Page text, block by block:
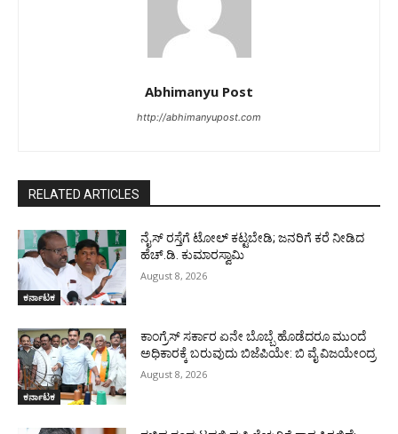
Abhimanyu Post
http://abhimanyupost.com
RELATED ARTICLES
ಕರ್ನಾಟಕ
ನೈಸ್ ರಸ್ತೆಗೆ ಟೋಲ್ ಕಟ್ಟಬೇಡಿ; ಜನರಿಗೆ ಕರೆ ನೀಡಿದ
ಹೆಚ್.ಡಿ. ಕುಮಾರಸ್ವಾಮಿ
August 8, 2026
ಕರ್ನಾಟಕ
ಕಾಂಗ್ರೆಸ್ ಸರ್ಕಾರ ಏನೇ ಬೊಬ್ಬೆ ಹೊಡೆದರೂ ಮುಂದೆ
ಅಧಿಕಾರಕ್ಕೆ ಬರುವುದು ಬಿಜೆಪಿಯೇ: ಬಿ ವೈ ವಿಜಯೇಂದ್ರ
August 8, 2026